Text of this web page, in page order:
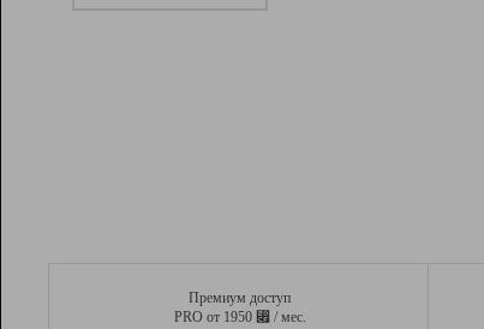
Премиум доступ
PRO от 1950 ⃏ / мес.